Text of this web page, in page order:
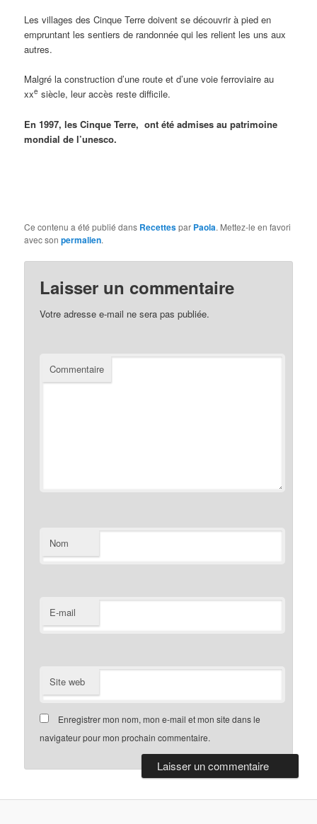
Les villages des Cinque Terre doivent se découvrir à pied en
empruntant les sentiers de randonnée qui les relient les uns aux
autres.
Malgré la construction d’une route et d’une voie ferroviaire au
xxe siècle, leur accès reste difficile.
En 1997, les Cinque Terre, ont été admises au patrimoine
mondial de l’unesco.
Ce contenu a été publié dans Recettespar Paola. Mettez-le en favori
avec sonpermalien.
Laisser un commentaire
Votre adresse e-mail ne sera pas publiée.
Commentaire
Nom
E-mail
Site web
Enregistrer mon nom, mon e-mail et mon site dans le
navigateur pour mon prochain commentaire.